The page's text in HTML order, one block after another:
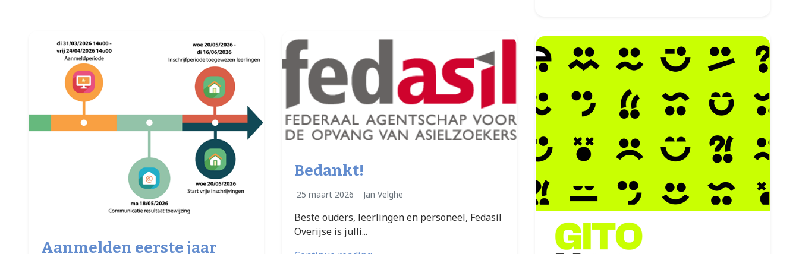
Aanmelden eerste jaar
Bedankt!
25 maart 2026 Jan Velghe
Beste ouders, leerlingen en personeel, Fedasil
Overijse is julli...